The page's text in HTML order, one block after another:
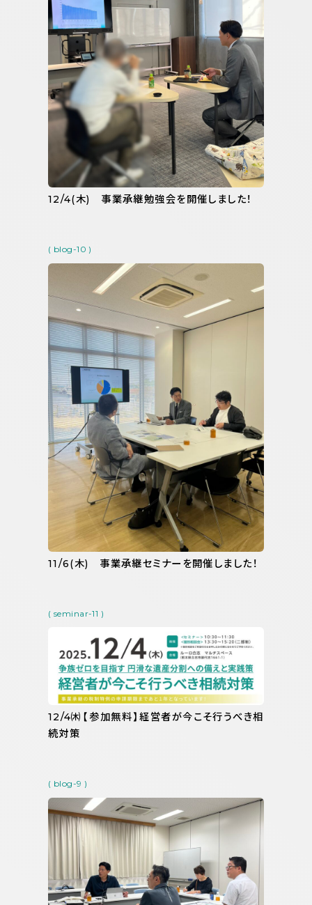
12/4(木) 事業承継勉強会を開催しました！
( blog-10 )
11/6(木) 事業承継セミナーを開催しました！
( seminar-11 )
12/4㈭【参加無料】経営者が今こそ行うべき相
続対策
( blog-9 )